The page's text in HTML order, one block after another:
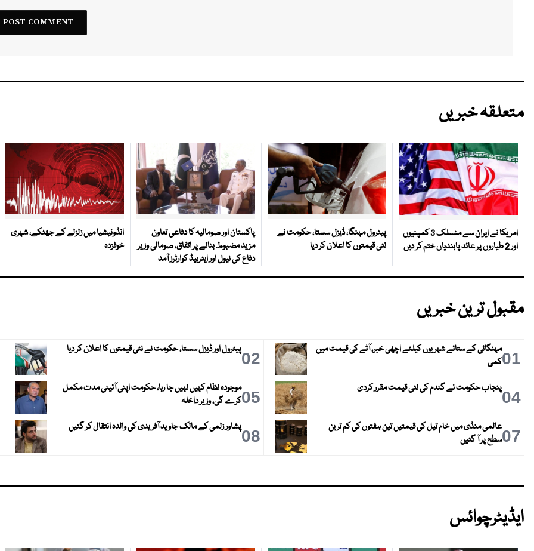
متعلقہ خبریں
امریکا نے ایران سے منسلک 3 کمپنیوں
اور 2 طیاروں پر عائد پابندیاں ختم کر دیں
پیٹرول مہنگا، ڈیزل سستا، حکومت نے
نئی قیمتوں کا اعلان کر دیا
پاکستان اور صومالیہ کا دفاعی تعاون
مزید مضبوط بنانے پر اتفاق، صومالی وزیر
دفاع کی نیول اور ایئرہیڈ کوارٹرز آمد
انڈونیشیا میں زلزلے کے جھٹکے، شہری
خوفزدہ
مقبول ترین خبریں
01مہنگائی کے ستائے شہریوں کیلئے اچھی خبر، آٹے کی قیمت میں
کمی
02پیٹرول اور ڈیزل سستا، حکومت نے نئی قیمتوں کا اعلان کر دیا
04پنجاب حکومت نے گندم کی نئی قیمت مقرر کردی 05موجودہ نظام کہیں نہیں جا رہا، حکومت اپنی آئینی مدت مکمل
کرے گی، وزیر داخلہ
07عالمی منڈی میں خام تیل کی قیمتیں تین ہفتوں کی کم ترین
سطح پر آ گئیں
08پشاور زلمی کے مالک جاوید آفریدی کی والدہ انتقال کر گئیں
ایڈیٹرچوائس